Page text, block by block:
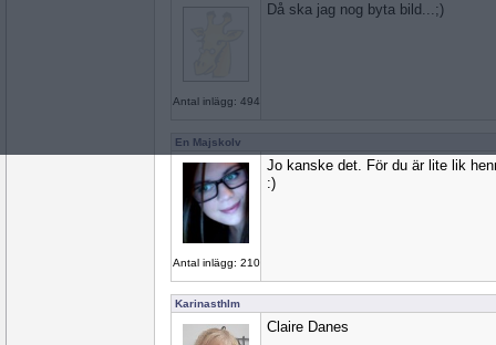
Antal inlägg: 494
Då ska jag nog byta bild...;)
En Majskolv
Antal inlägg: 210
Jo kanske det. För du är lite lik
:)
Karinasthlm
Claire Danes